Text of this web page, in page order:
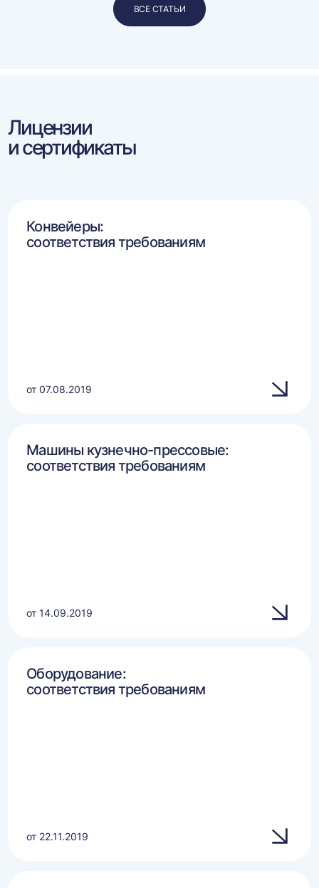
ВСЕ СТАТЬИ
Лицензии
и сертификаты
Конвейеры:
соответствия требованиям
от 07.08.2019
Машины кузнечно-прессовые:
соответствия требованиям
от 14.09.2019
Оборудование:
соответствия требованиям
от 22.11.2019